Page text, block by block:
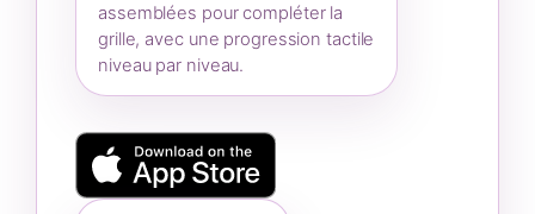
assemblées pour compléter la
grille, avec une progression tactile
niveau par niveau.